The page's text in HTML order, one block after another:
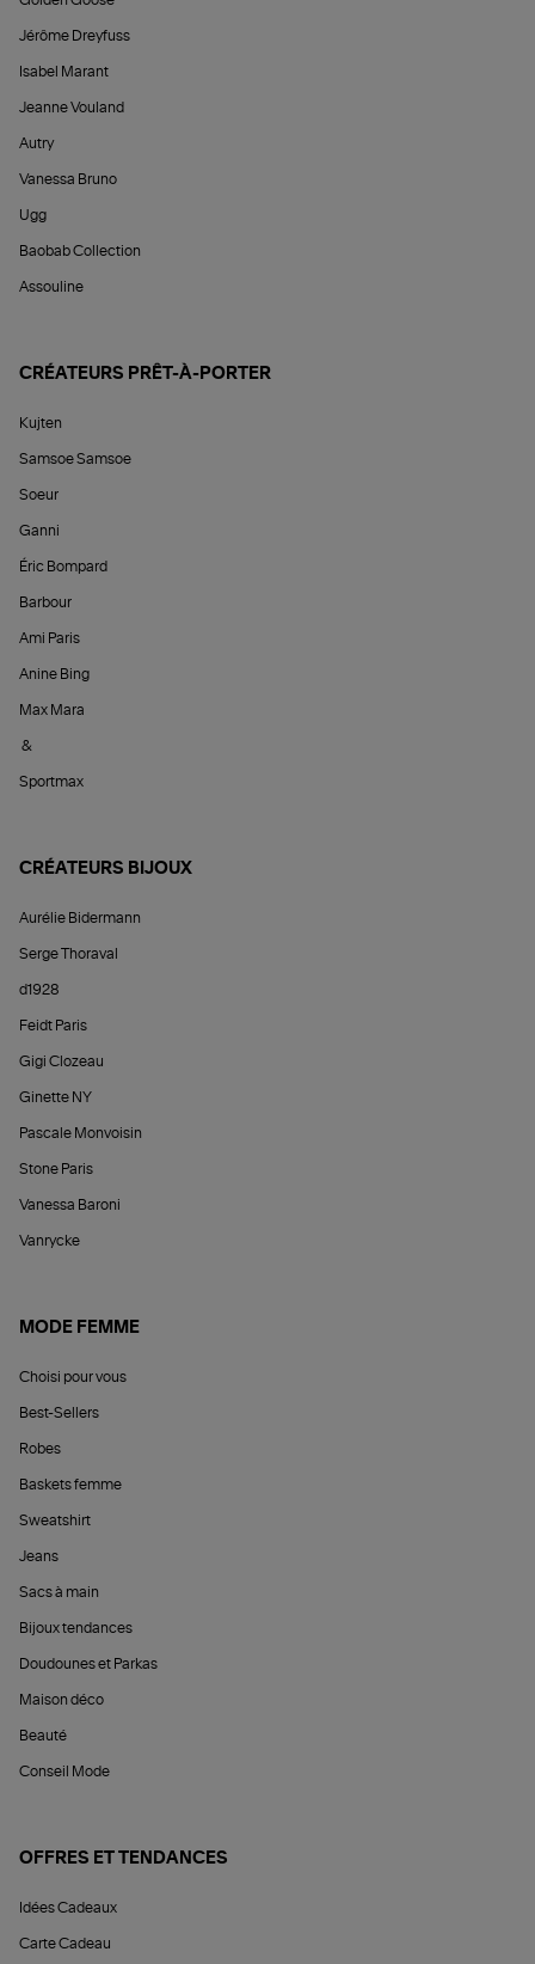
Jérôme Dreyfuss
Isabel Marant
Jeanne Vouland
Autry
Vanessa Bruno
Ugg
Baobab Collection
Assouline
CRÉATEURS PRÊT-À-PORTER
Kujten
Samsoe Samsoe
Soeur
Ganni
Éric Bompard
Barbour
Ami Paris
Anine Bing
Max Mara
&
Sportmax
CRÉATEURS BIJOUX
Aurélie Bidermann
Serge Thoraval
d1928
Feidt Paris
Gigi Clozeau
Ginette NY
Pascale Monvoisin
Stone Paris
Vanessa Baroni
Vanrycke
MODE FEMME
Choisi pour vous
Best-Sellers
Robes
Baskets femme
Sweatshirt
Jeans
Sacs à main
Bijoux tendances
Doudounes et Parkas
Maison déco
Beauté
Conseil Mode
OFFRES ET TENDANCES
Idées Cadeaux
Carte Cadeau